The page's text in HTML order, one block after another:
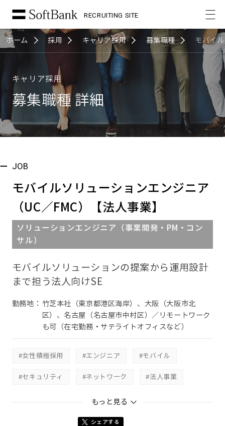
RECRUITING SITE
ホーム 採用 キャリア採用 募集職種 モバイ
キャリア採用
募集職種 詳細
JOB
モバイルソリューションエンジニア
（UC／FMC）【法人事業】
ソリューションエンジニア（事業開発・PM・コン
サル）
モバイルソリューションの提案から運用設計
まで担う法人向けSE
勤務地： 竹芝本社（東京都港区海岸）、大阪（大阪市北
区）、名古屋（名古屋市中村区）／リモートワーク
も可（在宅勤務・サテライトオフィスなど）
#女性積極採用 #エンジニア #モバイル
#セキュリティ #ネットワーク #法人事業
#ｿﾘｭｰｼｮﾝｴﾝｼﾞﾆｱﾘﾝｸﾞ本部
もっと見る
シェアする